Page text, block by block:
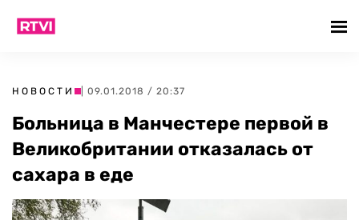
НОВОСТИ | 09.01.2018 / 20:37
Больница в Манчестере первой в
Великобритании отказалась от
сахара в еде